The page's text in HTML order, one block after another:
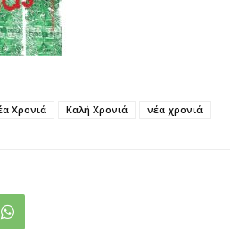
Χρονιά Καλή Χρονιά νέα χρονιά